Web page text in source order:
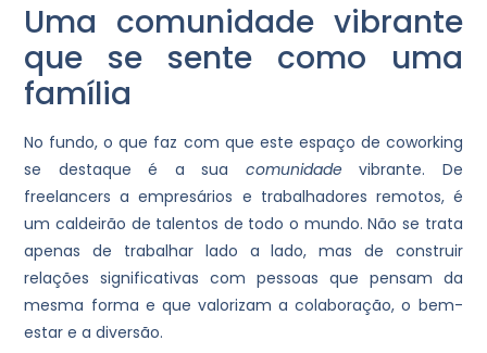
Uma comunidade vibrante
que se sente como uma
família
No fundo, o que faz com que este espaço de coworking
se destaque é a sua comunidadevibrante. De
freelancers a empresários e trabalhadores remotos, é
um caldeirão de talentos de todo o mundo. Não se trata
apenas de trabalhar lado a lado, mas de construir
relações significativas com pessoas que pensam da
mesma forma e que valorizam a colaboração, o bem-
estar e a diversão.